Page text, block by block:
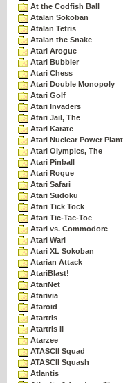
At the Codfish Ball
Atalan Sokoban
Atalan Tetris
Atalan the Snake
Atari Arogue
Atari Bubbler
Atari Chess
Atari Double Monopoly
Atari Golf
Atari Invaders
Atari Jail, The
Atari Karate
Atari Nuclear Power Plant
Atari Olympics, The
Atari Pinball
Atari Rogue
Atari Safari
Atari Sudoku
Atari Tick Tock
Atari Tic-Tac-Toe
Atari vs. Commodore
Atari Wari
Atari XL Sokoban
Atarian Attack
AtariBlast!
AtariNet
Atarivia
Ataroid
Atartris
Atartris II
Atarzee
ATASCII Squad
ATASCII Squash
Atlantis